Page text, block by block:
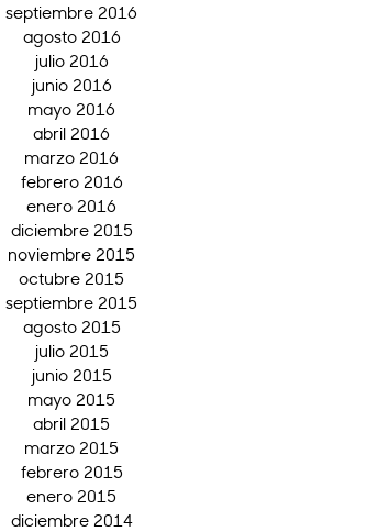
septiembre 2016
agosto 2016
julio 2016
junio 2016
mayo 2016
abril 2016
marzo 2016
febrero 2016
enero 2016
diciembre 2015
noviembre 2015
octubre 2015
septiembre 2015
agosto 2015
julio 2015
junio 2015
mayo 2015
abril 2015
marzo 2015
febrero 2015
enero 2015
diciembre 2014